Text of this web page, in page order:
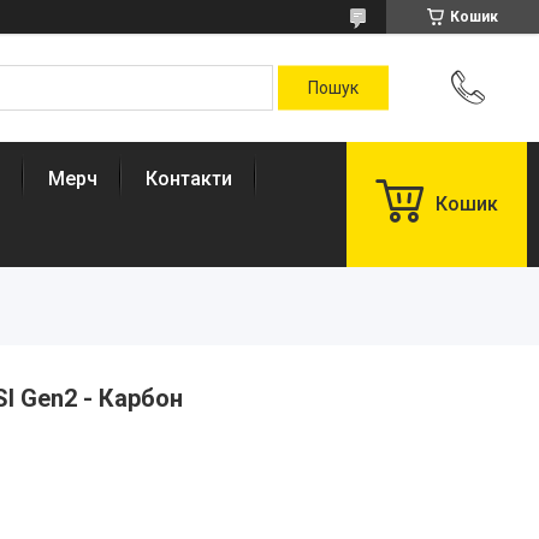
Кошик
Мерч
Контакти
Кошик
Gen2 - Карбон